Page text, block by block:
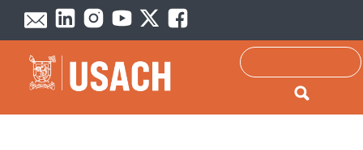
Passar para o conteúdo principal
Pesquisar